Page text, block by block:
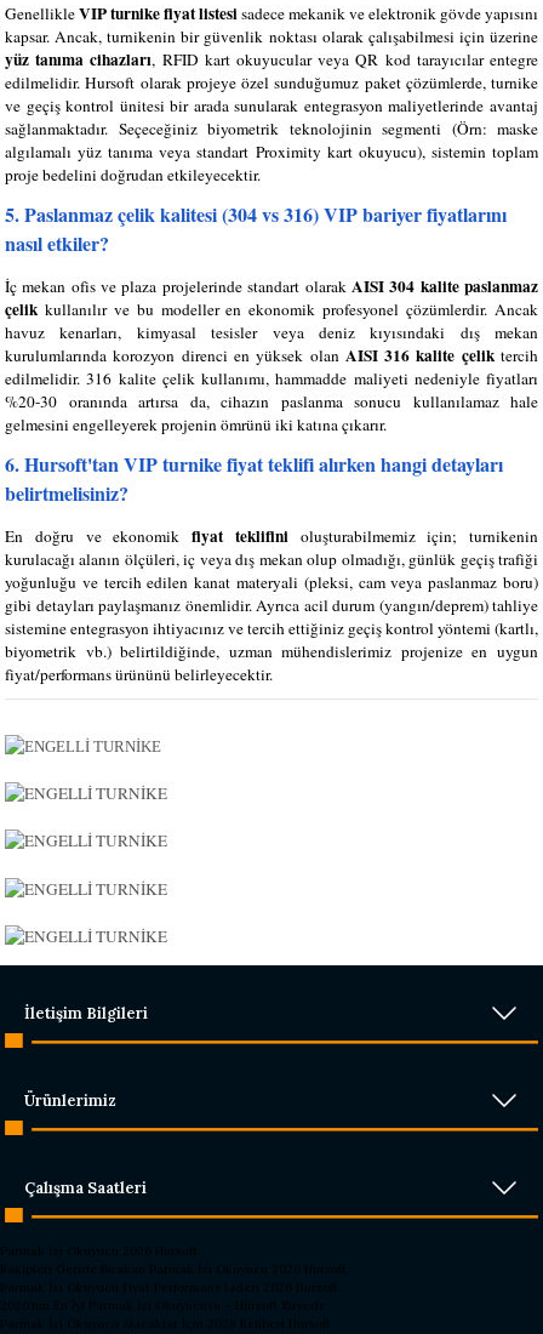
GenellikleVIP turnike fiyat listesisadece mekanik ve elektronik gövde yapısını
kapsar. Ancak, turnikenin bir güvenlik noktası olarak çalışabilmesi için üzerine
yüz tanıma cihazları, RFID kart okuyucular veya QR kod tarayıcılar entegre
edilmelidir. Hursoft olarak projeye özel sunduğumuz paket çözümlerde, turnike
ve geçiş kontrol ünitesi bir arada sunularak entegrasyon maliyetlerinde avantaj
sağlanmaktadır. Seçeceğiniz biyometrik teknolojinin segmenti (Örn: maske
algılamalı yüz tanıma veya standart Proximity kart okuyucu), sistemin toplam
proje bedelini doğrudan etkileyecektir.
5. Paslanmaz çelik kalitesi (304 vs 316) VIP bariyer fiyatlarını
nasıl etkiler?
İç mekan ofis ve plaza projelerinde standart olarak AISI 304 kalite paslanmaz
çelik kullanılır ve bu modeller en ekonomik profesyonel çözümlerdir. Ancak
havuz kenarları, kimyasal tesisler veya deniz kıyısındaki dış mekan
kurulumlarında korozyon direnci en yüksek olan AISI 316 kalite çeliktercih
edilmelidir. 316 kalite çelik kullanımı, hammadde maliyeti nedeniyle fiyatları
%20-30 oranında artırsa da, cihazın paslanma sonucu kullanılamaz hale
gelmesini engelleyerek projenin ömrünü iki katına çıkarır.
6. Hursoft'tan VIP turnike fiyat teklifi alırken hangi detayları
belirtmelisiniz?
En doğru ve ekonomik fiyat teklifinioluşturabilmemiz için; turnikenin
kurulacağı alanın ölçüleri, iç veya dış mekan olup olmadığı, günlük geçiş trafiği
yoğunluğu ve tercih edilen kanat materyali (pleksi, cam veya paslanmaz boru)
gibi detayları paylaşmanız önemlidir. Ayrıca acil durum (yangın/deprem) tahliye
sistemine entegrasyon ihtiyacınız ve tercih ettiğiniz geçiş kontrol yöntemi (kartlı,
biyometrik vb.) belirtildiğinde, uzman mühendislerimiz projenize en uygun
fiyat/performans ürününü belirleyecektir.
İletişim Bilgileri
Ürünlerimiz
Çalışma Saatleri
Parmak İzi Okuyucu 2026 Hursoft
Rakipleri Geride Bırakan Parmak İzi Okuyucu 2026 Hursoft
Parmak İzi Okuyucu Fiyat Performans Lideri 2026 Hursoft
2026’nın En İyi Parmak İzi Okuyucusu – Hursoft Zirvede
Parmak İzi Okuyucu Alacaklar İçin 2026 Rehberi Hursoft